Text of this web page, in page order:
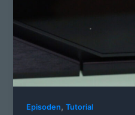
Episoden ,Tutorial